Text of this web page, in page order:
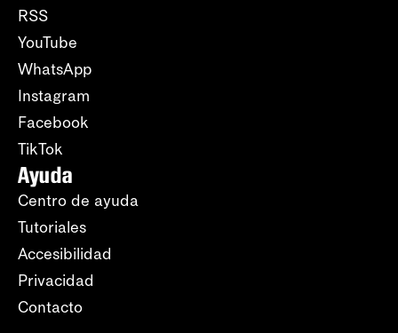
RSS
YouTube
WhatsApp
Instagram
Facebook
TikTok
Ayuda
Centro de ayuda
Tutoriales
Accesibilidad
Privacidad
Contacto